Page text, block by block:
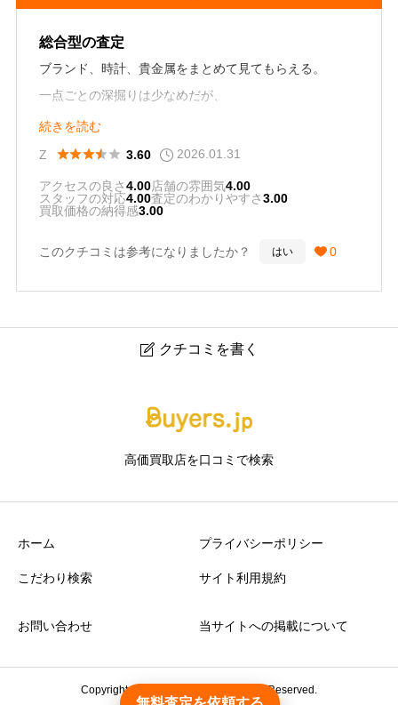
総合型の査定
ブランド、時計、貴金属をまとめて見てもらえる。
一点ごとの深掘りは少なめだが、
その分テンポは良い。
総合買取としては平均的。
続きを読む
Z
 3.60 2026.01.31
アクセスの良さ4.00店舗の雰囲気4.00
スタッフの対応4.00査定のわかりやすさ3.00
買取価格の納得感3.00
このクチコミは参考になりましたか？ はい  0
 クチコミを書く
ナ・宝石・時計買取
アクセスの良さ 必須
星の数をお選びください 
高価買取店を口コミで検索
ホーム
こだわり検索
プライバシーポリシー
サイト利用規約
お問い合わせ 当サイトへの掲載について
Copyright © 2026 Buyers.jp. All Rights Reserved.